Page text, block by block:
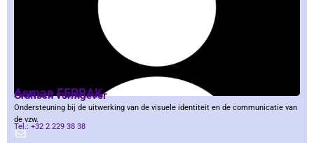
Asmae FERRAK
Grafisch vormgever
Ondersteuning bij de uitwerking van de visuele identiteit en de communicatie van
de vzw.
Tel.: +32 2 229 38 38